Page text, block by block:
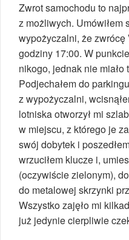
Zwrot samochodu to
z możliwych. Umówiłem
wypożyczalni, że zwrócę
godziny 17:00. W
nikogo, jednak nie
Podjechałem do
z wypożyczalni,
lotniska otworzył mi
w miejscu, z którego je
swój dobytek i
wrzuciłem klucze i,
(oczywiście zielonym),
do metalowej skrzynki
Wszystko zajęło mi
już jedynie cierpliwie